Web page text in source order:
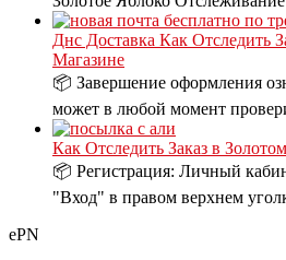
Днс Доставка Как Отследить
Магазине
📦 Завершение оформления
может в любой момент
Как Отследить Заказ в
📦 Регистрация: Личный
"Вход" в правом верхнем
ePN